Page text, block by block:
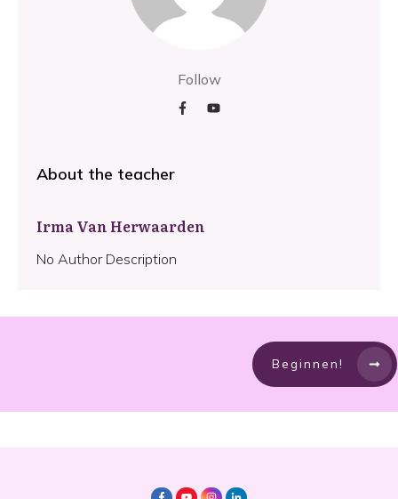
Follow
About the teacher
Irma Van Herwaarden
No Author Description
Beginnen!